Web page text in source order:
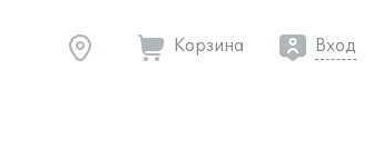
Корзина Вход